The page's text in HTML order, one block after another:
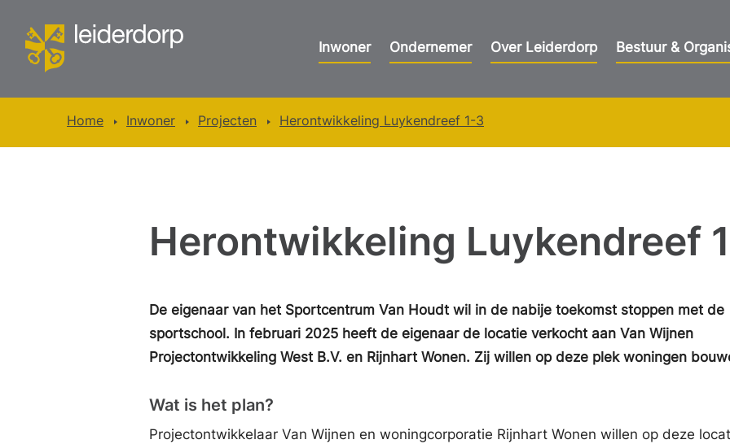
Inwoner Ondernemer Over Leiderdorp Bestuur &
Home Inwoner Projecten Herontwikkeling Luykendreef 1-3
Herontwikkeling Luykendreef
De eigenaar van het Sportcentrum Van Houdt wil in de nabije toekomst stoppen met de
sportschool. In februari 2025 heeft de eigenaar de locatie verkocht aan Van Wijnen
Projectontwikkeling West B.V. en Rijnhart Wonen. Zij willen op deze plek woningen
Wat is het plan?
Projectontwikkelaar Van Wijnen en woningcorporatie Rijnhart Wonen willen op deze